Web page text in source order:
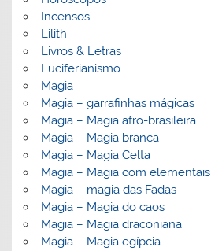
Incensos
Lilith
Livros & Letras
Luciferianismo
Magia
Magia – garrafinhas mágicas
Magia – Magia afro-brasileira
Magia – Magia branca
Magia – Magia Celta
Magia – Magia com elementais
Magia – magia das Fadas
Magia – Magia do caos
Magia – Magia draconiana
Magia – Magia egípcia